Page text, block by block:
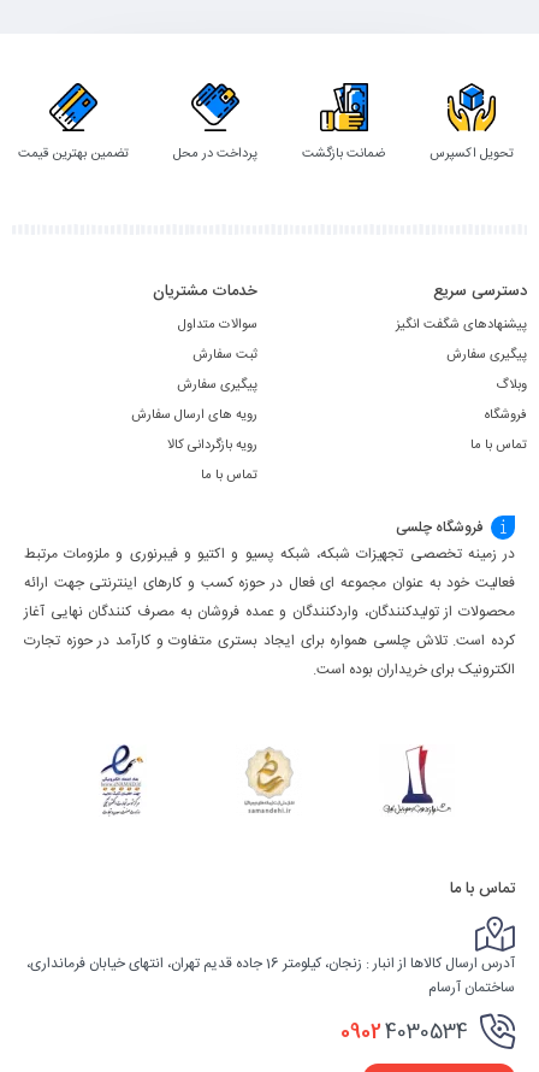
تحویل اکسپرس ضمانت بازگشت پرداخت در محل تضمین بهترین قیمت
دسترسی سریع
پیشنهادهای شگفت انگیز
پیگیری سفارش
وبلاگ
فروشگاه
تماس با ما
خدمات مشتریان
سوالات متداول
ثبت سفارش
پیگیری سفارش
رویه های ارسال سفارش
رویه بازگردانی کالا
تماس با ما
فروشگاه چلسی
در زمینه تخصصی تجهیزات شبکه، شبکه پسیو و اکتیو و فیبرنوری و ملزومات مرتبط
فعالیت خود به عنوان مجموعه ای فعال در حوزه کسب ‌و کارهای اینترنتی جهت ارائه
محصولات از تولیدکنندگان، واردکنندگان و عمده فروشان به مصرف کنندگان نهایی آغاز
کرده است. تلاش چلسی همواره برای ایجاد بستری متفاوت و کارآمد در حوزه تجارت
الکترونیک برای خریداران بوده است.
تماس با ما
آدرس ارسال کالاها از انبار : زنجان، کیلومتر 16 جاده قدیم تهران، انتهای خیابان فرمانداری،
ساختمان آرسام
09024030534